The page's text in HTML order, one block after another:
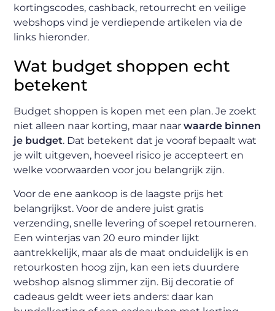
kortingscodes, cashback, retourrecht en veilige
webshops vind je verdiepende artikelen via de
links hieronder.
Wat budget shoppen echt
betekent
Budget shoppen is kopen met een plan. Je zoekt
niet alleen naar korting, maar naarwaarde binnen
je budget. Dat betekent dat je vooraf bepaalt wat
je wilt uitgeven, hoeveel risico je accepteert en
welke voorwaarden voor jou belangrijk zijn.
Voor de ene aankoop is de laagste prijs het
belangrijkst. Voor de andere juist gratis
verzending, snelle levering of soepel retourneren.
Een winterjas van 20 euro minder lijkt
aantrekkelijk, maar als de maat onduidelijk is en
retourkosten hoog zijn, kan een iets duurdere
webshop alsnog slimmer zijn. Bij decoratie of
cadeaus geldt weer iets anders: daar kan